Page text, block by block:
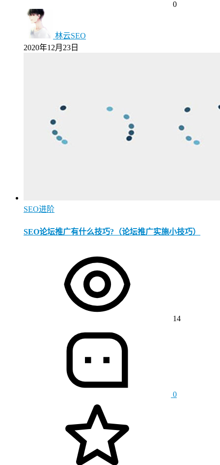
0
林云SEO
2020年12月23日
SEO进阶
SEO论坛推广有什么技巧?（论坛推广实施小技巧）
14
0